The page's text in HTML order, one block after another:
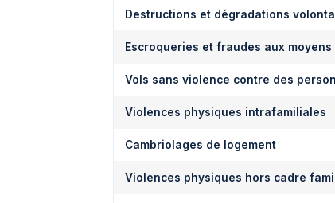
Destructions et dégradations
Escroqueries et fraudes aux
Vols sans violence contre des
Violences physiques intrafamiliales
Cambriolages de logement
Violences physiques hors cadre